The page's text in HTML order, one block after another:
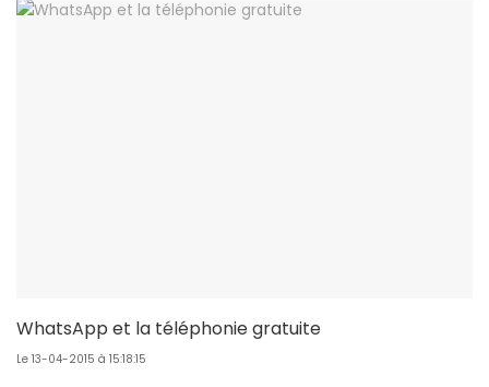
WhatsApp et la téléphonie gratuite
Le 13-04-2015 à 15:18:15